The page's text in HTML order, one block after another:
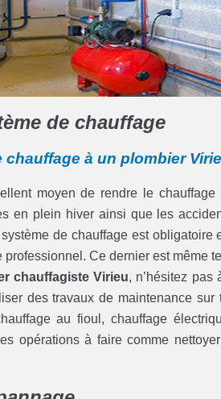
de chauffage
à un plombier
moyen de rendre le
en plein hiver ainsi que les
de chauffage est
Ce dernier est même
chauffagiste Virieu, n’hésitez pas
des travaux de maintenance
au fioul, chauffage
opérations à faire comme